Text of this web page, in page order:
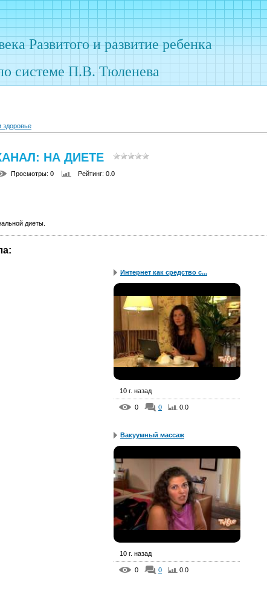
Развитогои развитие ребенка
системе П.В. Тюленева
здоровье
НА ДИЕТЕ
Просмотры: 0 Рейтинг: 0.0
диеты.
:
Интернет как средство с...
10 г. назад
0 0 0.0
Вакуумный массаж
10 г. назад
0 0 0.0